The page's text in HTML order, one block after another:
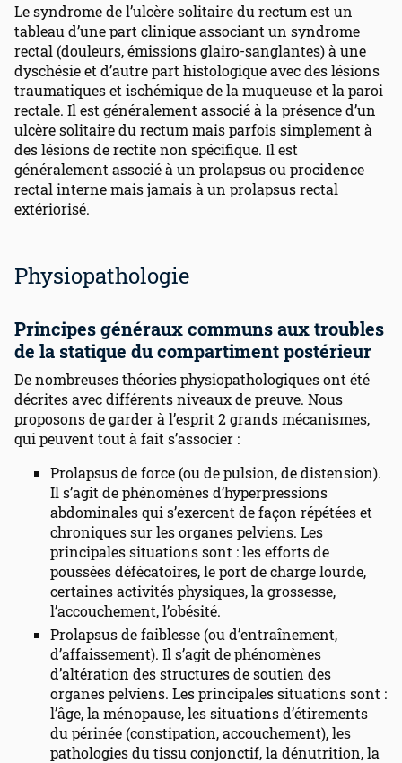
Le syndrome de l’ulcère solitaire du rectum est un
tableau d’une part clinique associant un syndrome
rectal (douleurs, émissions glairo-sanglantes) à une
dyschésie et d’autre part histologique avec des lésions
traumatiques et ischémique de la muqueuse et la paroi
rectale. Il est généralement associé à la présence d’un
ulcère solitaire du rectum mais parfois simplement à
des lésions de rectite non spécifique. Il est
généralement associé à un prolapsus ou procidence
rectal interne mais jamais à un prolapsus rectal
extériorisé.
Physiopathologie
Principes généraux communs aux troubles
de la statique du compartiment postérieur
De nombreuses théories physiopathologiques ont été
décrites avec différents niveaux de preuve. Nous
proposons de garder à l’esprit 2 grands mécanismes,
qui peuvent tout à fait s’associer :
Prolapsus de force (ou de pulsion, de distension).
Il s’agit de phénomènes d’hyperpressions
abdominales qui s’exercent de façon répétées et
chroniques sur les organes pelviens. Les
principales situations sont : les efforts de
poussées défécatoires, le port de charge lourde,
certaines activités physiques, la grossesse,
l’accouchement, l’obésité.
Prolapsus de faiblesse (ou d’entraînement,
d’affaissement). Il s’agit de phénomènes
d’altération des structures de soutien des
organes pelviens. Les principales situations sont :
l’âge, la ménopause, les situations d’étirements
du périnée (constipation, accouchement), les
pathologies du tissu conjonctif, la dénutrition, la